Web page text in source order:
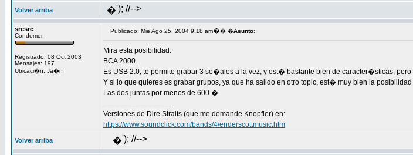
Volver arriba �'); //-->
srcsrc
Condemor
Registrado: 08 Oct 2003
Mensajes: 197
Ubicaci�n: Ja�n
Publicado: Mie Ago 25, 2004 9:18 am�� �Asunto:
Mira esta posibilidad:
BCA 2000.
Es USB 2.0, te permite grabar 3 se�ales a la vez, y est� bastante bien de caracter�sticas,
Y si lo que quieres es grabar grupos, ya que ha salido en otro topic, est� muy bien la
Las dos juntas por menos de 600 �.
Versiones de Dire Straits (que me demande Knopfler) en:
https://www.soundclick.com/bands/4/enderscottmusic.htm
Volver arriba �'); //-->